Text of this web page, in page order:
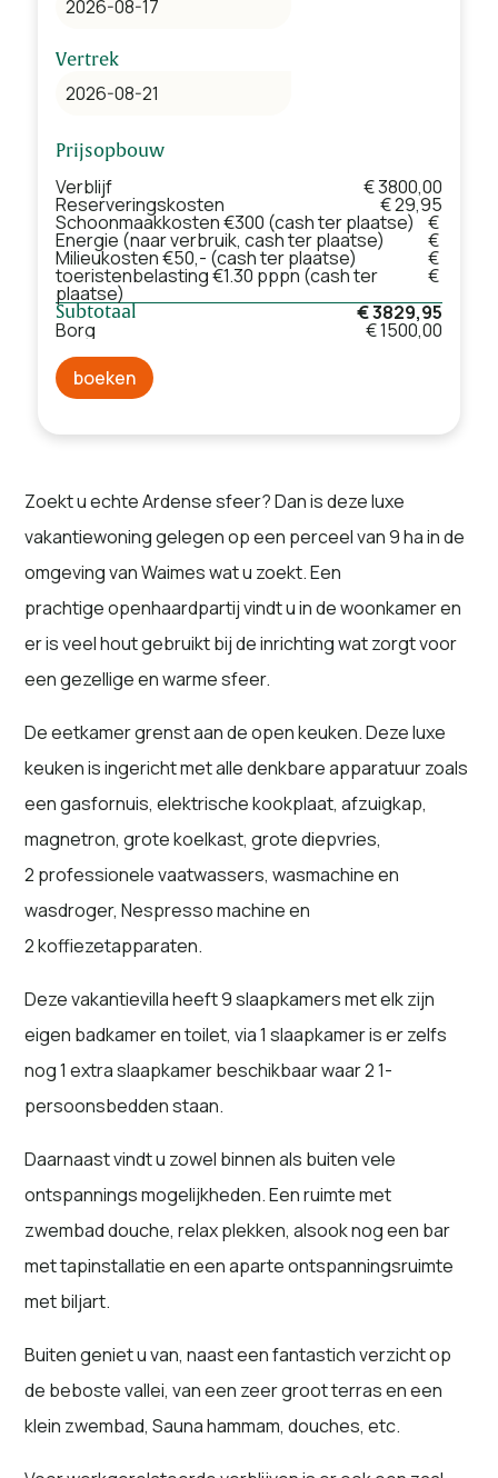
Vertrek
Prijsopbouw
Verblijf € 3800,00
Reserveringskosten € 29,95
Schoonmaakkosten €300 (cash ter plaatse) €
Energie (naar verbruik, cash ter plaatse) €
Milieukosten €50,- (cash ter plaatse) €
toeristenbelasting €1.30 pppn (cash ter
plaatse)
€
Subtotaal € 3829,95
Borg
€ 1500,00
boeken
Zoekt u echte Ardense sfeer? Dan is deze luxe
vakantiewoning gelegen op een perceel van 9 ha in de
omgeving van Waimes wat u zoekt. Een
prachtige openhaardpartij vindt u in de woonkamer en
er is veel hout gebruikt bij de inrichting wat zorgt voor
een gezellige en warme sfeer.
De eetkamer grenst aan de open keuken. Deze luxe
keuken is ingericht met alle denkbare apparatuur zoals
een gasfornuis, elektrische kookplaat, afzuigkap,
magnetron, grote koelkast, grote diepvries,
2 professionele vaatwassers, wasmachine en
wasdroger, Nespresso machine en
2 koffiezetapparaten.
Deze vakantievilla heeft 9 slaapkamers met elk zijn
eigen badkamer en toilet, via 1 slaapkamer is er zelfs
nog 1 extra slaapkamer beschikbaar waar 2 1-
persoonsbedden staan.
Daarnaast vindt u zowel binnen als buiten vele
ontspannings mogelijkheden. Een ruimte met
zwembad douche, relax plekken, alsook nog een bar
met tapinstallatie en een aparte ontspanningsruimte
met biljart.
Buiten geniet u van, naast een fantastich verzicht op
de beboste vallei, van een zeer groot terras en een
klein zwembad, Sauna hammam, douches, etc.